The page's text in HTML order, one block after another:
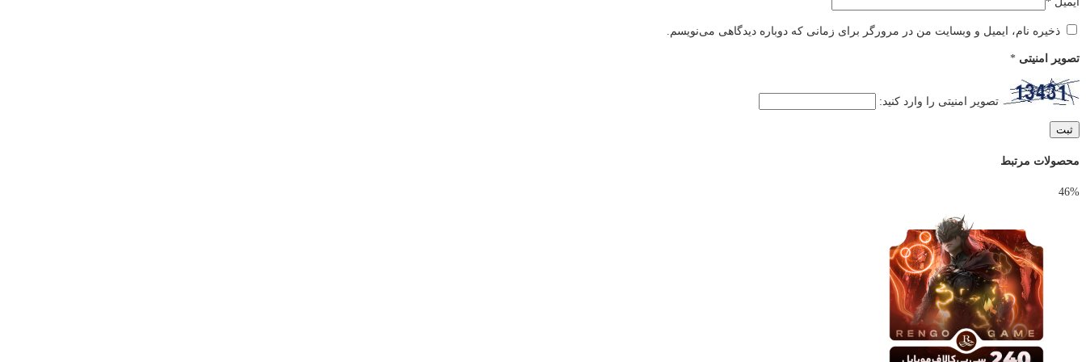
ذخیره نام، ایمیل و وبسایت من در مرورگر برای زمانی که دوباره دیدگاهی می‌نویسم.
تصویر امنیتی *
تصویر امنیتی را وارد کنید:
محصولات مرتبط
46%